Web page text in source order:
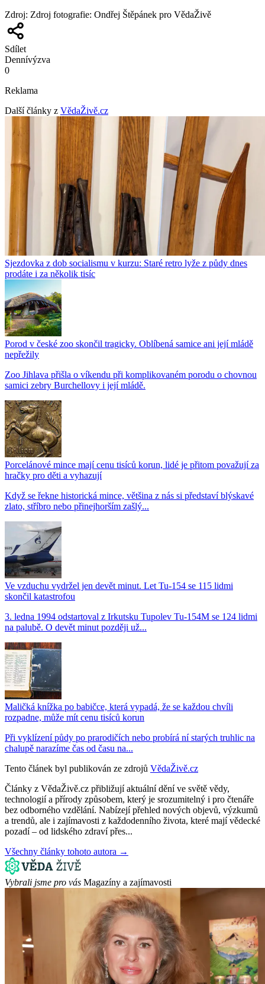
Zdroj: Zdroj fotografie: Ondřej Štěpánek pro VědaŽivě
Sdílet
Dennívýzva
0
Reklama
Další články z VědaŽivě.cz
Sjezdovka z dob socialismu v kurzu: Staré retro lyže z půdy dnes
prodáte i za několik tisíc
Porod v české zoo skončil tragicky. Oblíbená samice ani její mládě
nepřežily
Zoo Jihlava přišla o víkendu při komplikovaném porodu o chovnou
samici zebry Burchellovy i její mládě.
Porcelánové mince mají cenu tisíců korun, lidé je přitom považují za
hračky pro děti a vyhazují
Když se řekne historická mince, většina z nás si představí blýskavé
zlato, stříbro nebo přinejhorším zašlý...
Ve vzduchu vydržel jen devět minut. Let Tu-154 se 115 lidmi
skončil katastrofou
3. ledna 1994 odstartoval z Irkutsku Tupolev Tu-154M se 124 lidmi
na palubě. O devět minut později už...
Maličká knížka po babičce, která vypadá, že se každou chvíli
rozpadne, může mít cenu tisíců korun
Při vyklízení půdy po prarodičích nebo probírá ní starých truhlic na
chalupě narazíme čas od času na...
Tento článek byl publikován ze zdrojů VědaŽivě.cz
Články z VědaŽivě.cz přibližují aktuální dění ve světě vědy,
technologií a přírody způsobem, který je srozumitelný i pro čtenáře
bez odborného vzdělání. Nabízejí přehled nových objevů, výzkumů
a trendů, ale i zajímavosti z každodenního života, které mají vědecké
pozadí – od lidského zdraví přes...
Všechny články tohoto autora →
Vybrali jsme pro vás Magazíny a zajímavosti